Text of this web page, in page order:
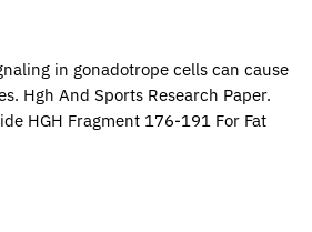
in gonadotrope cells can cause
Hgh And Sports Research Paper.
HGH Fragment 176-191 For Fat